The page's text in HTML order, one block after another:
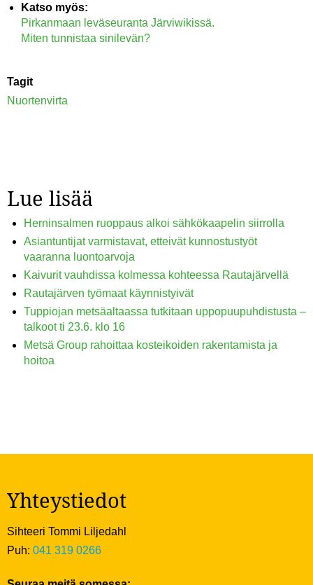
Katso myös:
Pirkanmaan leväseuranta Järviwikissä.
Miten tunnistaa sinilevän?
Tagit
Nuortenvirta
Lue lisää
Herninsalmen ruoppaus alkoi sähkökaapelin siirrolla
Asiantuntijat varmistavat, etteivät kunnostustyöt
vaaranna luontoarvoja
Kaivurit vauhdissa kolmessa kohteessa Rautajärvellä
Rautajärven työmaat käynnistyivät
Tuppiojan metsäaltaassa tutkitaan uppopuupuhdistusta –
talkoot ti 23.6. klo 16
Metsä Group rahoittaa kosteikoiden rakentamista ja
hoitoa
Yhteystiedot
Sihteeri Tommi Liljedahl
Puh: 041 319 0266